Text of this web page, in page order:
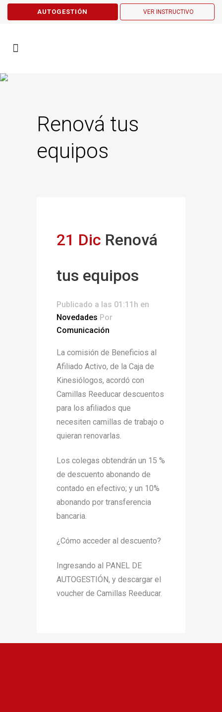
AUTOGESTIÓN VER INSTRUCTIVO
Renová tus
equipos
21 Dic Renová
tus equipos
Publicado a las 01:11h en
Novedades Por
Comunicación
La comisión de Beneficios al
Afiliado Activo, de la Caja de
Kinesiólogos, acordó con
Camillas Reeducar descuentos
para los afiliados que
necesiten camillas de trabajo o
quieran renovarlas.
Los colegas obtendrán un 15 %
de descuento abonando de
contado en efectivo; y un 10%
abonando por transferencia
bancaria.
¿Cómo acceder al descuento?
Ingresando al PANEL DE
AUTOGESTIÓN, y descargar el
voucher de Camillas Reeducar.